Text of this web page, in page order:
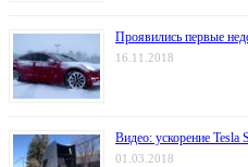
Проявились первые
16.11.2018
Видео: ускорение
01.03.2018